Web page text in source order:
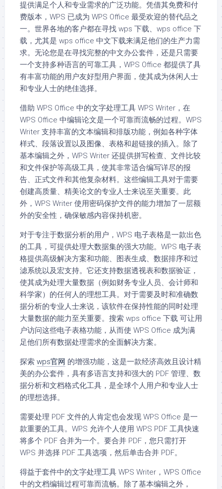
提供满足个人和专业需求的广泛功能。凭借其免费和付
费版本，WPS 已成为 WPS Office 最受欢迎的替代品之
一。世界各地的客户都在寻找 wps 下载、wps office 下
载，尤其是 wps office 中文下载来满足他们的生产力需
求。无论您是在寻找完整的中文办公套件，还是只需要
一个支持多种语言的可靠工具，WPS Office 都提供了具
有丰富功能的用户友好型用户界面，使其成为休闲人士
和专业人士的绝佳选择。
借助 WPS Office 中的文字处理工具 WPS Writer，在
WPS Office 中编辑论文是一个可靠而流畅的过程。WPS
Writer 支持丰富的文本编辑和排版功能，例如各种字体
样式、段落设置以及图像、表格和超链接的插入。除了
基本编辑之外，WPS Writer 还提供拼写检查、文件比较
和文件保护等高级工具，使其非常适合编写详尽的报
告、正式文件和其他复杂材料。这些编辑工具对于需要
创建高质量、精美论文的专业人士来说至关重要。此
外，WPS Writer 使用密码保护文件的能力增加了一层额
外的安全性，确保敏感内容保持机密。
对于专注于数据分析的用户，WPS 电子表格是一款出色
的工具，可提供处理大数据集的强大功能。WPS 电子表
格提供高级解决方案和功能、图表生成、数据排序和过
滤系统以及宏支持。它还支持数据透视表和数据验证，
使其成为处理大量数据（例如财务专业人员、会计师和
科学家）的任何人的理想工具。对于需要及时和准确数
据分析的专业人士来说，该软件在保持性能的同时处理
大量数据的能力至关重要。搜索 wps office 下载 可让用
户访问这些电子表格功能，从而使 WPS Office 成为满
足他们所有数据处理需求的全面解决方案。
探索 wps官网 的增强功能，这是一款经济高效且设计精
美的办公套件，具有多语言支持和强大的 PDF 管理、数
据分析和文档格式化工具，是全球个人用户和专业人士
的理想选择。
需要处理 PDF 文件的人肯定也会发现 WPS Office 是一
款重要的工具。WPS 允许个人使用 WPS PDF 工具快速
将多个 PDF 合并为一个。要合并 PDF，您只需打开
WPS 并选择 PDF 工具选项，然后单击合并 PDF。
得益于套件中的文字处理工具 WPS Writer，WPS Office
中的文档编辑过程可靠而流畅。除了基本编辑之外，